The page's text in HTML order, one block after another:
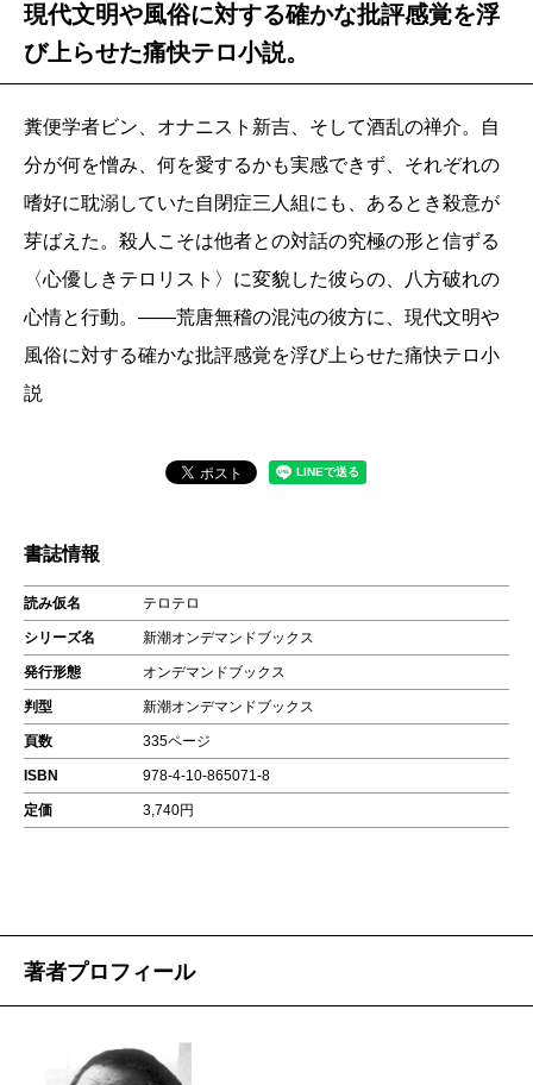
現代文明や風俗に対する確かな批評感覚を浮
び上らせた痛快テロ小説。
糞便学者ビン、オナニスト新吉、そして酒乱の禅介。自
分が何を憎み、何を愛するかも実感できず、それぞれの
嗜好に耽溺していた自閉症三人組にも、あるとき殺意が
芽ばえた。殺人こそは他者との対話の究極の形と信ずる
〈心優しきテロリスト〉に変貌した彼らの、八方破れの
心情と行動。――荒唐無稽の混沌の彼方に、現代文明や
風俗に対する確かな批評感覚を浮び上らせた痛快テロ小
説
書誌情報
読み仮名 テロテロ
シリーズ名 新潮オンデマンドブックス
発行形態 オンデマンドブックス
判型 新潮オンデマンドブックス
頁数 335ページ
ISBN 978-4-10-865071-8
定価 3,740円
著者プロフィール